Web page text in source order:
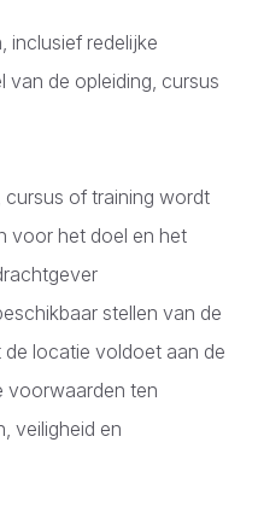
inclusief redelijke
van de opleiding, cursus
cursus of training wordt
voor het doel en het
stellen van de
locatie voldoet aan de
voorwaarden ten
veiligheid en